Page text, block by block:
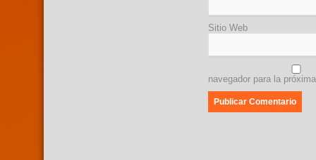
Sitio Web
navegador para la